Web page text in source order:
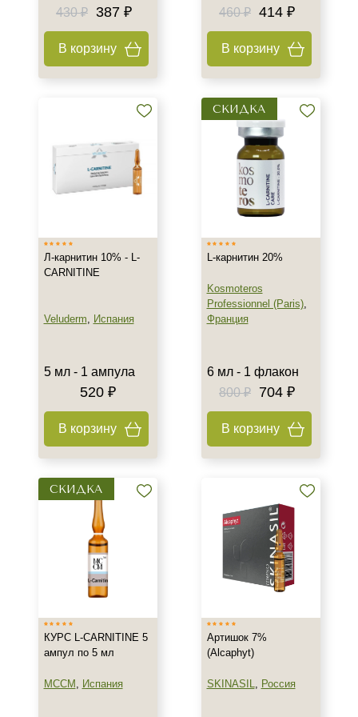
430 ₽
387 ₽
В корзину
460 ₽ 414 ₽
В корзину
Л-карнитин 10% - L-
CARNITINE
Veluderm, Испания
5 мл - 1 ампула
520 ₽
В корзину
СКИДКА
L-карнитин 20%
Kosmoteros
Professionnel (Paris),
Франция
6 мл - 1 флакон
800 ₽
704 ₽
В корзину
СКИДКА
КУРС L-CARNITINE 5
ампул по 5 мл
MCCM , Испания
Артишок 7%
(Alcaphyt)
SKINASIL, Россия